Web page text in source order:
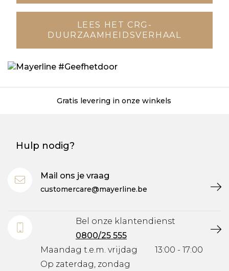
LEES HET CRG-
DUURZAAMHEIDSVERHAAL
Gratis levering in onze winkels
Hulp nodig?
Mail ons je vraag
customercare@mayerline.be
Bel onze klantendienst
0800/25 555
Maandag t.e.m. vrijdag
Op zaterdag, zondag
13:00 - 17:00